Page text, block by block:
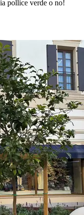
pollice verde o no!